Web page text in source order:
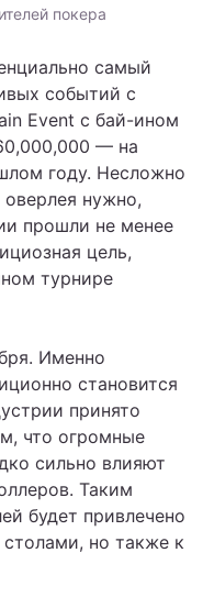
покера
самый
событий с
Event с бай-ином
— на
году. Несложно
оверлея нужно,
прошли не менее
цель,
турнире
Именно
становится
принято
что огромные
сильно влияют
Таким
будет привлечено
но также к